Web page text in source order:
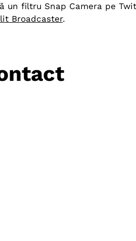
filtru Snap Camera pe
Broadcaster.